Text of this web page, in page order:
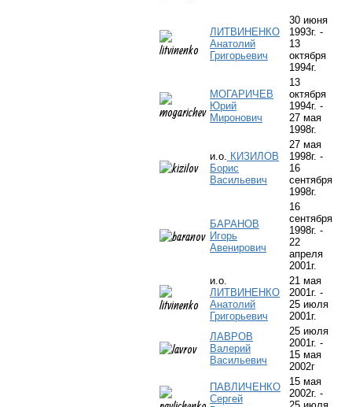
ЛИТВИНЕНКО
Анатолий
Григорьевич
30 июня
1993г. -
13
октября
1994г.
МОГАРИЧЕВ
Юрий
Миронович
13
октября
1994г. -
27 мая
1998г.
и.о.
КИЗИЛОВ
Борис
Васильевич
27 мая
1998г. -
16
сентября
1998г.
БАРАНОВ
Игорь
Авенирович
16
сентября
1998г. -
22
апреля
2001г.
и.о.
ЛИТВИНЕНКО
Анатолий
Григорьевич
21 мая
2001г. -
25 июля
2001г.
ЛАВРОВ
Валерий
Васильевич
25 июля
2001г. -
15 мая
2002г
ПАВЛИЧЕНКО
Сергей
15 мая
2002г. -